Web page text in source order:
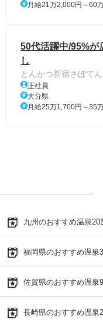
月給21万2,000円～60
50代活躍中/95%が
し
とんかつ新宿さぼて
正社員
大分県
月給25万1,700円～35
九州のおすすめ温泉20
福岡県のおすすめ温泉
佐賀県のおすすめ温泉
長崎県のおすすめ温泉